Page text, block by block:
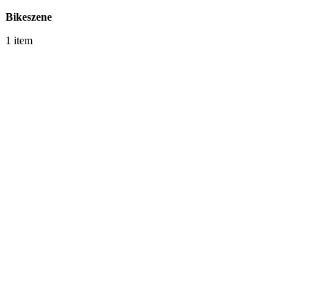
Bikeszene
1 item